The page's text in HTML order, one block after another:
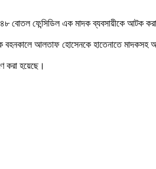
৪৮ বোতল ফেন্সিডিল এক মাদক ব্যবসায়ীকে আটক
বহনকালে আলতাফ হোসেনকে হাতেনাতে
করা হয়েছে।